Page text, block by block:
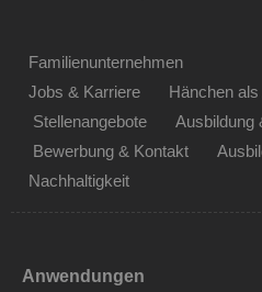
Familienunternehmen
Jobs & Karriere
Hänchen
Stellenangebote
Ausbildung
Bewerbung & Kontakt
Nachhaltigkeit
Anwendungen